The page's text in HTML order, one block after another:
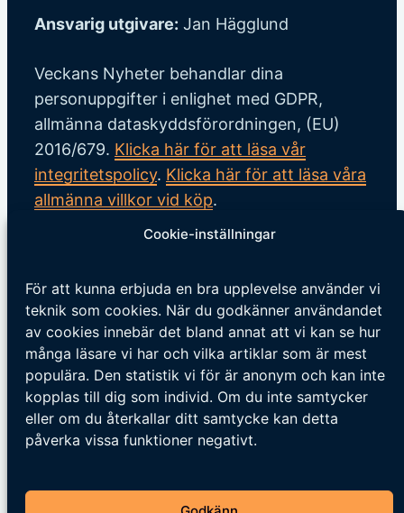
Cookie-inställningar
För att kunna erbjuda en bra upplevelse använder vi
teknik som cookies. När du godkänner användandet
av cookies innebär det bland annat att vi kan se hur
många läsare vi har och vilka artiklar som är mest
populära. Den statistik vi för är anonym och kan inte
kopplas till dig som individ. Om du inte samtycker
eller om du återkallar ditt samtycke kan detta
påverka vissa funktioner negativt.
Ansvarig utgivare: Jan Hägglund
Veckans Nyheter behandlar dina
personuppgifter i enlighet med GDPR,
allmänna dataskyddsförordningen, (EU)
2016/679. Klicka här för att läsa vår
integritetspolicy. Klicka här för att läsa våra
allmänna villkor vid köp.
Tipsa oss
Vi tar tacksamt emot tips på nyheter och
händelser som vi borde skriva om. Skicka
ditt tips till följande adress:
tipsa@veckansnyheter.se
https://umebladet.se